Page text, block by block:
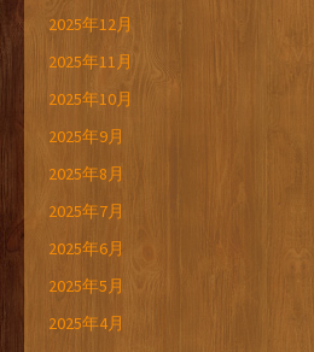
2025年12月
2025年11月
2025年10月
2025年9月
2025年8月
2025年7月
2025年6月
2025年5月
2025年4月